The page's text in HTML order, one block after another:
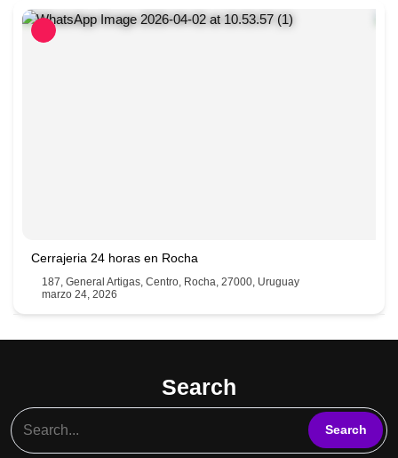
Cerrajeria 24 horas en Rocha
187, General Artigas, Centro, Rocha, 27000, Uruguay
marzo 24, 2026
Search